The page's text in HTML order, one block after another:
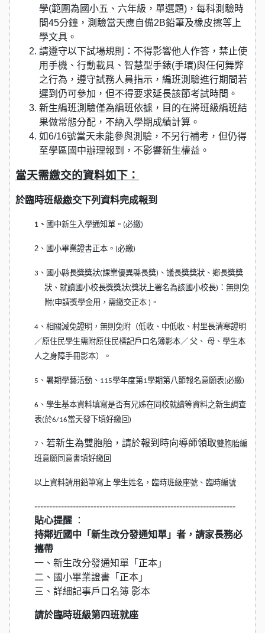
學(範圍為國小五、六年級，單選題)，每科測驗時
間45分鐘，測驗當天應自備2B鉛筆及橡皮擦等上
學文具。
請遵守以下試場規則：不得影響他人作答，禁止使
用手機、行動載具、智慧型手錶(手環)與任何舞弊
之行為，遵守試務人員指示，編班測驗進行期間若
遲到仍可參加，但不得要求延長該節考試時間。
新生編班測驗僅為編班依據，目的在將班級編班結
果做常態分配，不納入學期成績計算。
如6/16號當天未能參與測驗，不另行補考，但仍得
至學區國中辦理報到，不影響新生權益。
當天需繳交的資料如下：
於臨時班級繳交下列資料完成報到
1 、 國中新生入學通知單。(必繳)
2、國小畢業證書正本。 (必繳)
3 、國小縣長獎獎狀(課業優異縣長獎)、議長獎獎狀、鄉長獎獎
狀、就讀國小校長獎獎狀(獎狀上署名為該國小校長)：無則免
附(申請獎學金用，需繳交正本 )。
4 、相關減免證明，無則免附（低收、中低收、村里長清寒證明
／原住民學生需附原住民標記戶口名簿影本／ 父、 母、學生本
人之身障手冊影本）。
5 、暑期學藝活動、115學年度第1學期第八節報名意願表(必繳)
6 、學生基本資料填寫是否有兄姊在同校就讀等資料之新生調查
表(於6/16當天發下填好繳回)
7 、 若新生為雙胞胎，請於報到時向導師領取雙胞胎編
班意願同意書填好繳回
以上資料請用鉛筆寫上 學生姓名，臨時班級座號、臨時編號
--------------------------------------------------------------------
貼心提醒
：
持鄰近國中「新生改分發通知單」者，請家長務必
攜帶
一、新生改分發通知單「正本」
二、國小畢業證書「正本」
三、詳細記事戶口名簿 影本
請於臨時班級第四班就座